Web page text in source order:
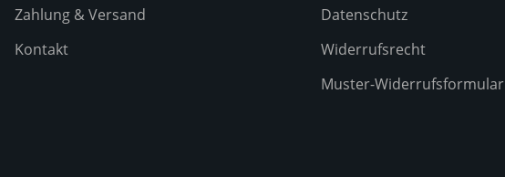
Zahlung & Versand
Kontakt
Datenschutz
Widerrufsrecht
Muster-Widerrufsformular